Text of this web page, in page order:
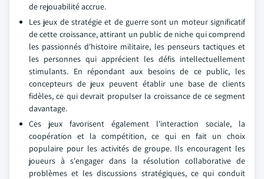
de rejouabilité accrue.
Les jeux de stratégie et de guerre sont un moteur significatif
de cette croissance, attirant un public de niche qui comprend
les passionnés d'histoire militaire, les penseurs tactiques et
les personnes qui apprécient les défis intellectuellement
stimulants. En répondant aux besoins de ce public, les
concepteurs de jeux peuvent établir une base de clients
fidèles, ce qui devrait propulser la croissance de ce segment
davantage.
Ces jeux favorisent également l'interaction sociale, la
coopération et la compétition, ce qui en fait un choix
populaire pour les activités de groupe. Ils encouragent les
joueurs à s'engager dans la résolution collaborative de
problèmes et les discussions stratégiques, ce qui conduit